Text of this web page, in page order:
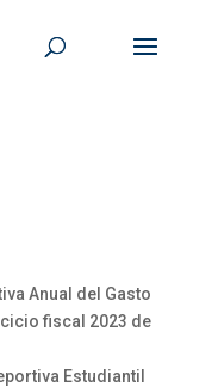
Anual del Gasto
fiscal 2023 de
Estudiantil